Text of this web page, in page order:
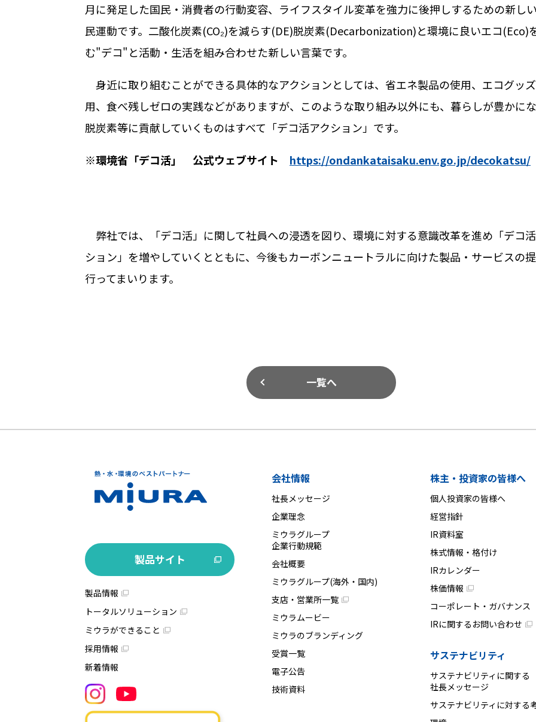
月に発足した国民・消費者の行動変容、ライフスタイル変革を強力に後押しするための新し
民運動です。二酸化炭素(CO₂)を減らす(DE)脱炭素(Decarbonization)と環境に良いエコ(Eco)
む"デコ"と活動・生活を組み合わせた新しい言葉です。
身近に取り組むことができる具体的なアクションとしては、省エネ製品の使用、エコグッ
用、食べ残しゼロの実践などがありますが、このような取り組み以外にも、暮らしが豊かにな
脱炭素等に貢献していくものはすべて「デコ活アクション」です。
※環境省「デコ活」 公式ウェブサイト https://ondankataisaku.env.go.jp/decokatsu/
弊社では、「デコ活」に関して社員への浸透を図り、環境に対する意識改革を進め「デコ
ション」を増やしていくとともに、今後もカーボンニュートラルに向けた製品・サービスの
行ってまいります。
一覧へ
製品サイト
製品情報
トータルソリューション
ミウラができること
採用情報
新着情報
会社情報
社長メッセージ
企業理念
ミウラグループ
企業行動規範
会社概要
ミウラグループ(海外・国内)
支店・営業所一覧
ミウラムービー
ミウラのブランディング
受賞一覧
電子公告
技術資料
株主・投資家の皆様へ
個人投資家の皆様へ
経営指針
IR資料室
株式情報・格付け
IRカレンダー
株価情報
コーポレート・ガバナンス
IRに関するお問い合わせ
サステナビリティ
サステナビリティに関する
社長メッセージ
サステナビリティに対する